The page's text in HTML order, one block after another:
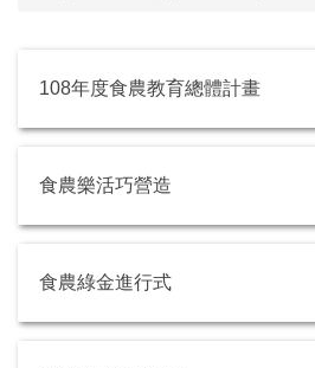
108年度食農教育總體計畫
食農樂活巧營造
食農綠金進行式